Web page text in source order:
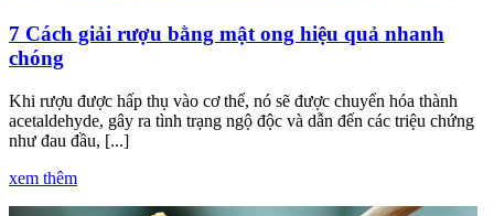
7 Cách giải rượu bằng mật ong hiệu quả nhanh
chóng
Khi rượu được hấp thụ vào cơ thể, nó sẽ được chuyển hóa thành
acetaldehyde, gây ra tình trạng ngộ độc và dẫn đến các triệu chứng
như đau đầu, [...]
xem thêm